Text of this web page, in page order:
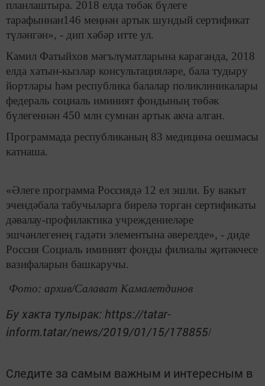
планлаштыра. 2018 елда төбәк бүлеге
тарафыннан146 меңнән артык шундый сертификат
түләнгән», - дип хәбәр итте ул.
Камил Фатыйхов мәгълүматларына караганда, 2018
елда хатын-кызлар консультацияләре, бала тудыру
йортлары һәм республика балалар поликлиникалары
федераль социаль иминият фондының төбәк
бүлегеннән 450 млн сумнан артык акча алган.
Программада республиканың 83 медицина оешмасы
катнаша.
«Әлеге программа Россиядә 12 ел эшли. Бу вакыт
эчендәбала табучыларга бирелә торган сертификаты
дәвалау-профилактика учреждениеләре
эшчәнлегенең гадәти элементына әверелде», - диде
Россия Социаль иминият фонды филиалы җитәкчесе
вазифаларын башкаручы.
Фото: архив/Салават Камалетдинов
Бу хакта тулырак: https://tatar-
inform.tatar/news/2019/01/15/178855/
Следите за самым важным и интересным в